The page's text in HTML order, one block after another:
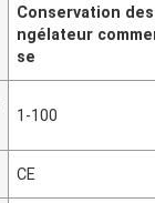
Conservation
ngélateur
se
1-100
CE